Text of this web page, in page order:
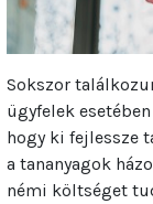
Sokszor
ügyfelek
hogy ki fejlessze
a tananyagok
némi költséget